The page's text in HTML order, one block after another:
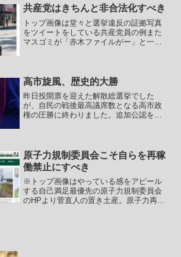
時点で人として終わっている人達）ども
が、抗議している女性を突...
共産党はきちんと非合法化すべき
トップ画像は堂々と選挙違反の証拠写真
をツイートをしている共産党員の例また
マスゴミが「赤木ファイルがー」と一斉
長官）の国会での答弁ミス...
高市旋風、歴史的大勝
昨日投開票を迎えた解散総選挙でした
が、自民の戦後最高議席数となる高市政
権の圧勝に終わりました。追加公認を入
中革連。もはや中革連殲滅選...
原子力規制委員会こそ自らを再稼
働禁止にすべき
※トップ画像はやっている感をアピール
する自己満足最優先の原子力規制委員会
のHPより菅直人の置き土産。原子力再稼